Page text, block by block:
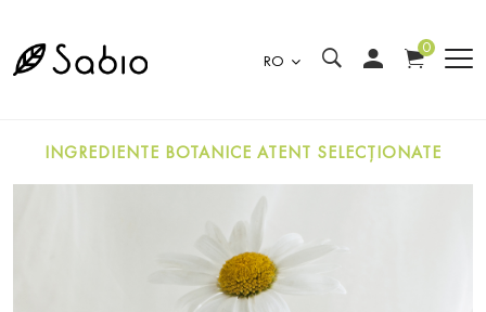
RO
0
INGREDIENTE BOTANICE ATENT SELECȚIONATE